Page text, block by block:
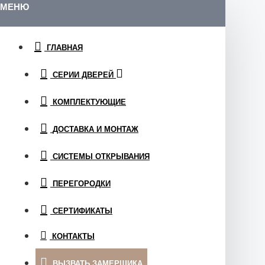
МЕНЮ
ГЛАВНАЯ
СЕРИИ ДВЕРЕЙ
КОМПЛЕКТУЮЩИЕ
ДОСТАВКА И МОНТАЖ
СИСТЕМЫ ОТКРЫВАНИЯ
ПЕРЕГОРОДКИ
СЕРТИФИКАТЫ
КОНТАКТЫ